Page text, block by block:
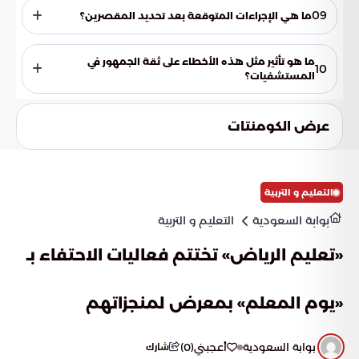
في الإجراءات الطبية والإدارية المرتبطة بحقوق المرضى وذويهم
لتجنب مثل هذه الأخطاء.
09ما هي الإجراءات المتوقعة بعد تحديد المقصرين؟
من المتوقع محاسبة المقصرين وفقًا للأنظمة والتعليمات.
10ما هو تأثير مثل هذه الأخطاء على ثقة الجمهور في
المستشفيات؟
مثل هذه الأخطاء قد تؤثر سلبًا على ثقة الجمهور في المستشفيات،
واستعادة الثقة.
عرض الكومنتات
التعليم و التربية
بوابة السعودية التعليم و التربية
«تعليم الرياض» تختتم فعاليات الاحتفاء بـ
«يوم المعلم» بمعرض لمنجزاتهم
بوابة السعودية أعجبني(
0
) شارك